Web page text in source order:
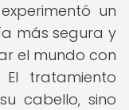
un
más segura y
el mundo con
tratamiento
cabello, sino